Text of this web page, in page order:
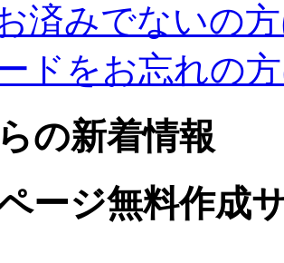
済みでないの
ドをお忘れの
の新着情報
ージ無料作成